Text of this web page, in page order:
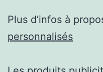
Plus d’infos à
personnalisés